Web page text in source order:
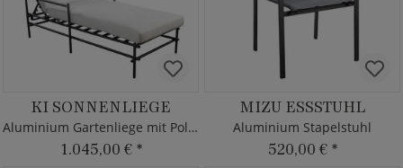
KI SONNENLIEGE
Aluminium Gartenliege mit Polster
1.045,00 € *
MIZU ESSSTUHL
Aluminium Stapelstuhl
520,00 € *